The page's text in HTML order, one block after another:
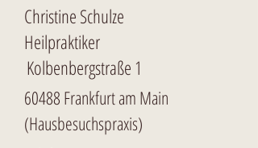
Christine Schulze
Heilpraktiker
Kolbenbergstraße 1
60488 Frankfurt am Main
(Hausbesuchspraxis)